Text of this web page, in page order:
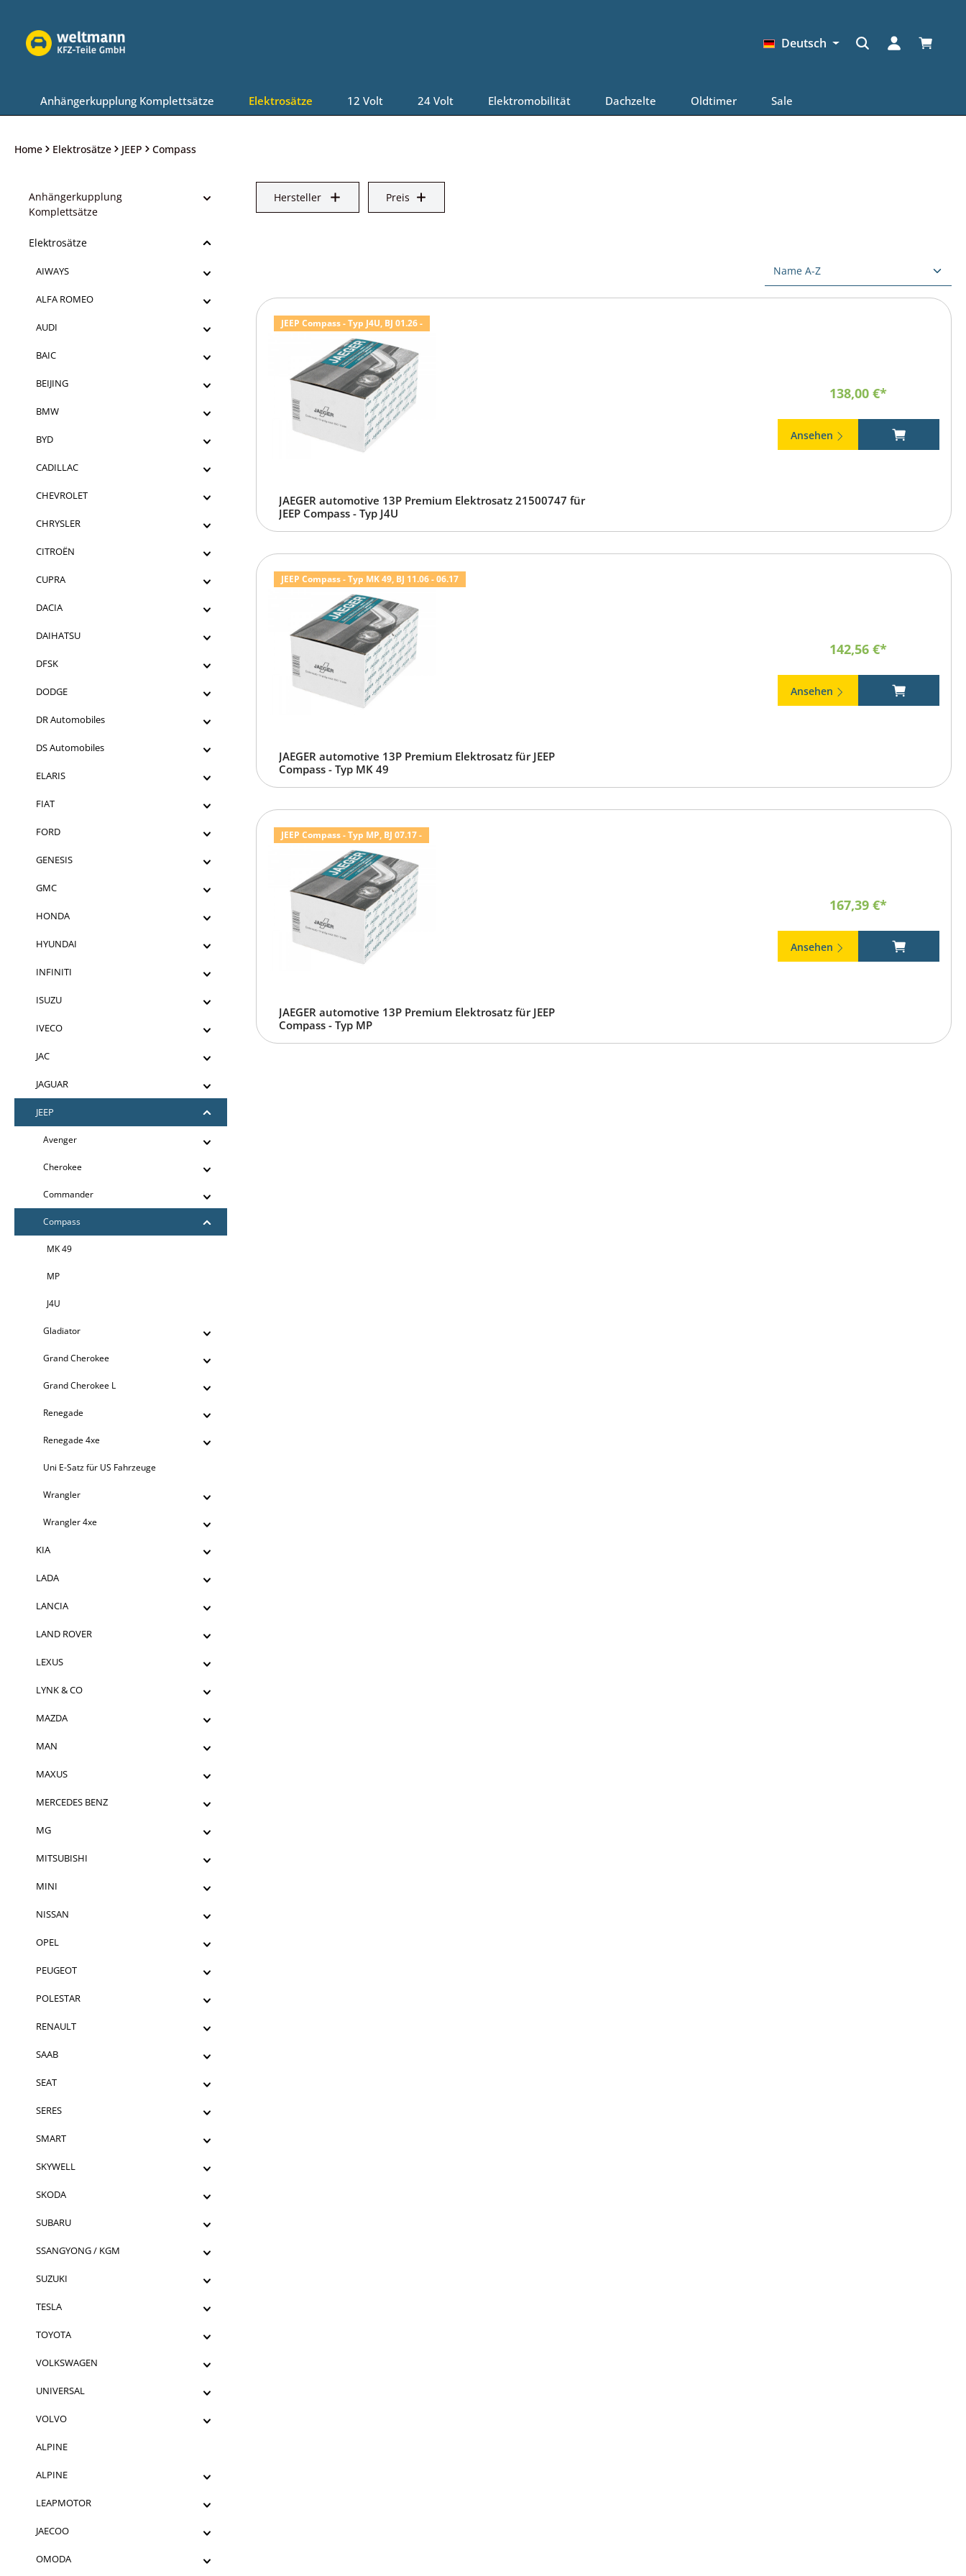
Deutsch
Anhängerkupplung Komplettsätze Elektrosätze 12 Volt 24 Volt Elektromobilität Dachzelte Oldtimer Sale
Home Elektrosätze JEEP Compass
Anhängerkupplung
Komplettsätze
Elektrosätze
AIWAYS
ALFA ROMEO
AUDI
BAIC
BEIJING
BMW
BYD
CADILLAC
CHEVROLET
CHRYSLER
CITROËN
CUPRA
DACIA
DAIHATSU
DFSK
DODGE
DR Automobiles
DS Automobiles
ELARIS
FIAT
FORD
GENESIS
GMC
HONDA
HYUNDAI
INFINITI
ISUZU
IVECO
JAC
JAGUAR
JEEP
Avenger
Cherokee
Commander
Compass
MK 49
MP
J4U
Gladiator
Grand Cherokee
Grand Cherokee L
Renegade
Renegade 4xe
Uni E-Satz für US Fahrzeuge
Wrangler
Wrangler 4xe
KIA
LADA
LANCIA
LAND ROVER
LEXUS
LYNK & CO
MAZDA
MAN
MAXUS
MERCEDES BENZ
MG
MITSUBISHI
MINI
NISSAN
OPEL
PEUGEOT
POLESTAR
RENAULT
SAAB
SEAT
SERES
SMART
SKYWELL
SKODA
SUBARU
SSANGYONG / KGM
SUZUKI
TESLA
TOYOTA
VOLKSWAGEN
UNIVERSAL
VOLVO
ALPINE
ALPINE
LEAPMOTOR
JAECOO
OMODA
Hersteller Preis
JEEP Compass - Typ J4U, BJ 01.26 -
138,00 €*
Ansehen
JAEGER automotive 13P Premium Elektrosatz 21500747 für
JEEP Compass - Typ J4U
JEEP Compass - Typ MK 49, BJ 11.06 - 06.17
142,56 €*
Ansehen
JAEGER automotive 13P Premium Elektrosatz für JEEP
Compass - Typ MK 49
JEEP Compass - Typ MP, BJ 07.17 -
167,39 €*
Ansehen
JAEGER automotive 13P Premium Elektrosatz für JEEP
Compass - Typ MP